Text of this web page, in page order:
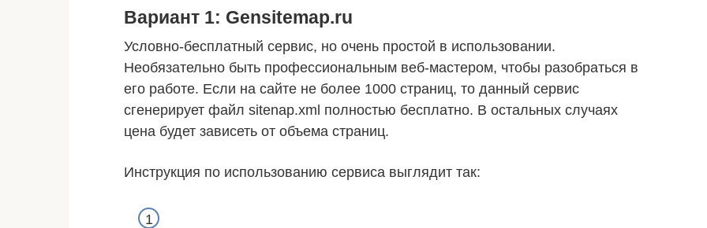
Вариант 1: Gensitemap.ru
Условно-бесплатный сервис, но очень простой в использовании.
Необязательно быть профессиональным веб-мастером, чтобы разобраться в
его работе. Если на сайте не более 1000 страниц, то данный сервис
сгенерирует файл sitenap.xml полностью бесплатно. В остальных случаях
цена будет зависеть от объема страниц.
Инструкция по использованию сервиса выглядит так: